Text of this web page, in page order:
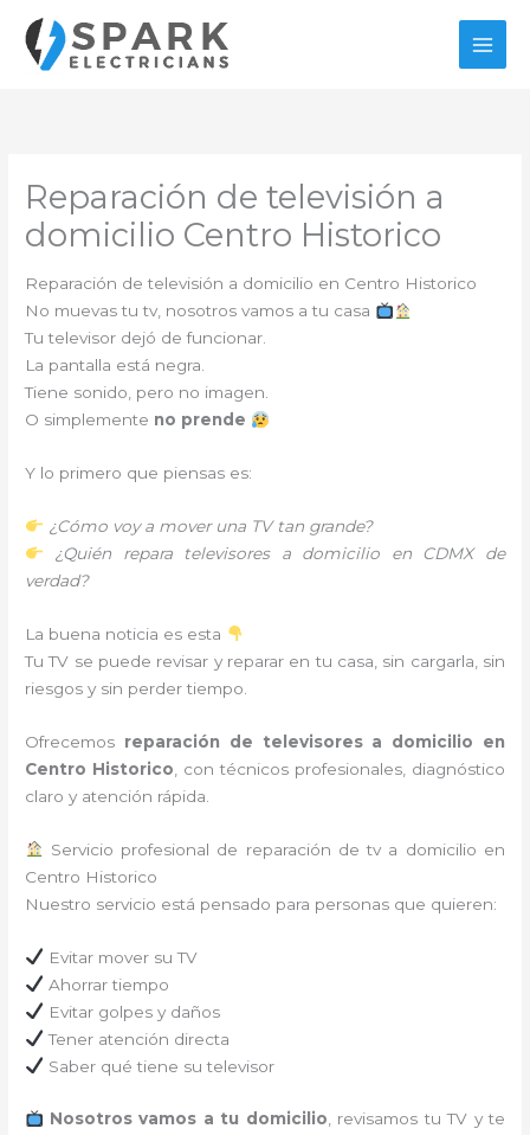
contenido
Reparación de televisión a
domicilio Centro Historico
Reparación de televisión a domicilio en Centro Historico
No muevas tu tv, nosotros vamos a tu casa
Tu televisor dejó de funcionar.
La pantalla está negra.
Tiene sonido, pero no imagen.
O simplemente no prende
Y lo primero que piensas es:
¿Cómo voy a mover una TV tan grande?
¿Quién repara televisores a domicilio en CDMX de
verdad?
La buena noticia es esta
Tu TV se puede revisar y reparar en tu casa, sin cargarla, sin
riesgos y sin perder tiempo.
Ofrecemos reparación de televisores a domicilio en
Centro Historico , con técnicos profesionales, diagnóstico
claro y atención rápida.
Servicio profesional de reparación de tv a domicilio en
Centro Historico
Nuestro servicio está pensado para personas que quieren:
Evitar mover su TV
Ahorrar tiempo
Evitar golpes y daños
Tener atención directa
Saber qué tiene su televisor
Nosotros vamos a tu domicilio, revisamos tu TV y te